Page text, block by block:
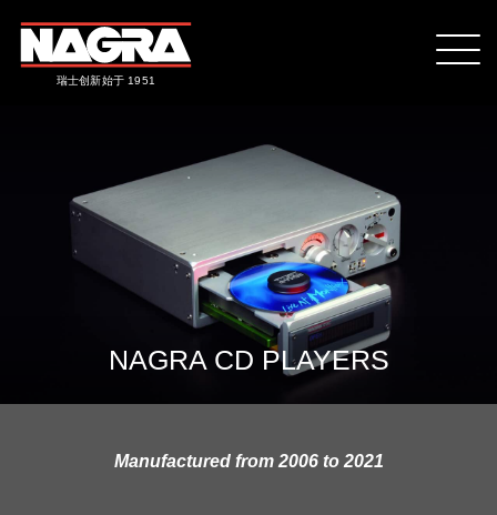
瑞士创新始于 1951
NAGRA CD PLAYERS
Manufactured from 2006 to 2021